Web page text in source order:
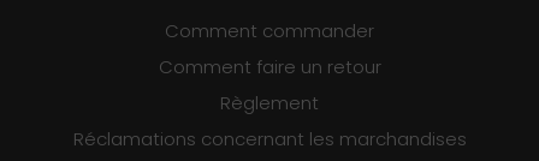
Comment commander
Comment faire un retour
Règlement
Réclamations concernant les marchandises